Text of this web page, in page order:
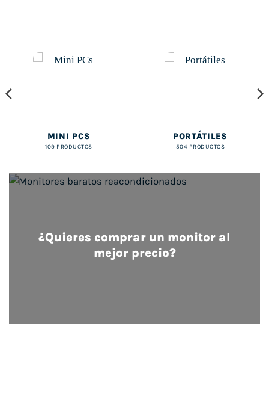
MINI PCS
109 PRODUCTOS
PORTÁTILES
504 PRODUCTOS
¿Quieres comprar un monitor al
mejor precio?